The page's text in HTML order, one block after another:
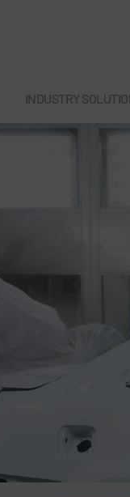
INDUSTRY